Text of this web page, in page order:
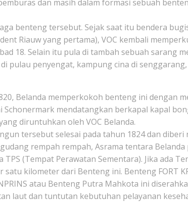
dan masih dalam formasi sebuah
benteng tersebut. Sejak saat itu bendera
Riauw yang pertama), VOC kembali
18. Selain itu pula di tambah sebuah sarang
pulau penyengat, kampung cina di
Belanda memperkokoh benteng ini dengan
Schonermark mendatangkan berkapal kapal
diruntuhkan oleh VOC Belanda.
tersebut selesai pada tahun 1824 dan diberi
rempah rempah, Asrama tentara
(Tempat Perawatan Sementara). Jika ada
satu kilometer dari Benteng ini. Benteng FORT
atau Benteng Putra Mahkota ini
laut dan tuntutan kebutuhan pelayanan